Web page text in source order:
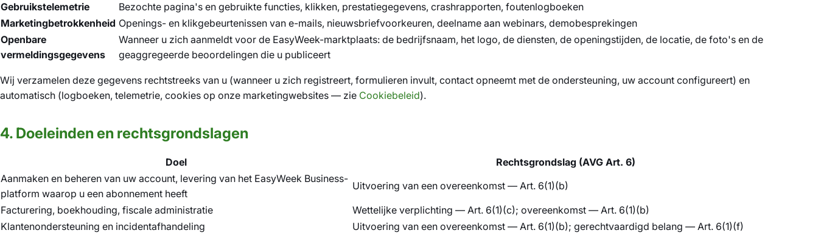
Gebruikstelemetrie
Bezochte pagina's en gebruikte functies, klikken, prestatiegegevens, crashrapporten, foutenlogboeken
Marketingbetrokkenheid Openings- en klikgebeurtenissen van e-mails, nieuwsbriefvoorkeuren, deelname aan webinars, demobesprekingen
Openbare
vermeldingsgegevens
Wanneer u zich aanmeldt voor de EasyWeek-marktplaats: de bedrijfsnaam, het logo, de diensten, de openingstijden, de locatie, de foto's en de
geaggregeerde beoordelingen die u publiceert
Wij verzamelen deze gegevens rechtstreeks van u (wanneer u zich registreert, formulieren invult, contact opneemt met de ondersteuning, uw account configureert) en
automatisch (logboeken, telemetrie, cookies op onze marketingwebsites — zie Cookiebeleid).
4. Doeleinden en rechtsgrondslagen
Doel
Rechtsgrondslag (AVG Art. 6)
Aanmaken en beheren van uw account, levering van het EasyWeek Business-
platform waarop u een abonnement heeft
Uitvoering van een overeenkomst — Art. 6(1)(b)
Facturering, boekhouding, fiscale administratie
Wettelijke verplichting — Art. 6(1)(c); overeenkomst — Art. 6(1)(b)
Klantenondersteuning en incidentafhandeling
Uitvoering van een overeenkomst — Art. 6(1)(b); gerechtvaardigd belang — Art. 6(1)(f)